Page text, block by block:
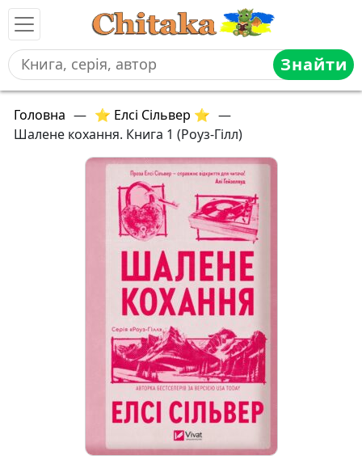
Знайти
Головна — ⭐ Елсі Сільвер ⭐ —
Шалене кохання. Книга 1 (Роуз-Гілл)